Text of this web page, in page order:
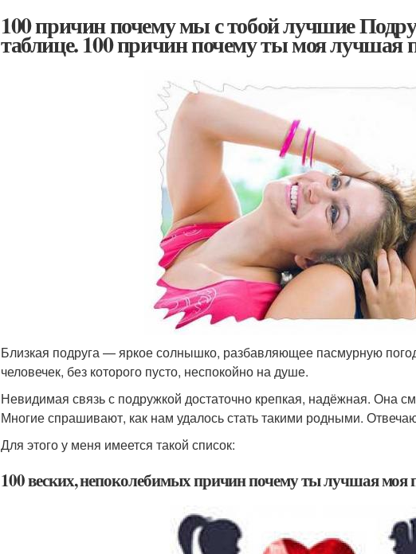
100 причин почему мы с тобой лучшие
таблице. 100 причин почему ты моя лучшая
Близкая подруга — яркое солнышко, разбавляющее пасмурную
человечек, без которого пусто, неспокойно на душе.
Невидимая связь с подружкой достаточно крепкая, надёжная. Она
Многие спрашивают, как нам удалось стать такими родными.
Для этого у меня имеется такой список:
100 веских, непоколебимых причин почему ты лучшая моя